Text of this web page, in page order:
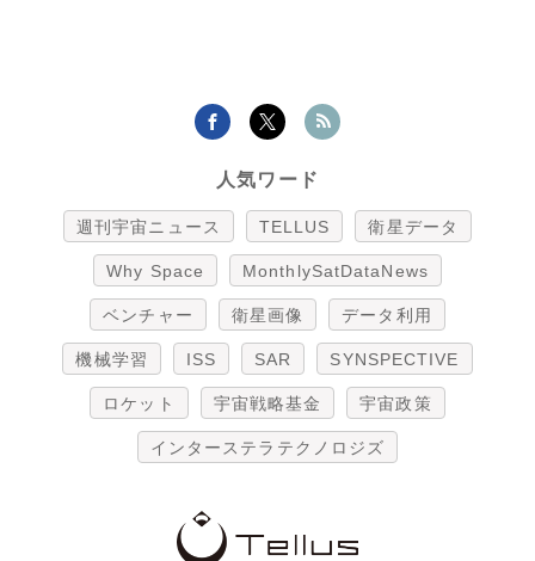
人気ワード
週刊宇宙ニュース TELLUS 衛星データ
Why Space MonthlySatDataNews
ベンチャー 衛星画像 データ利用
機械学習 ISS SAR SYNSPECTIVE
ロケット 宇宙戦略基金 宇宙政策
インターステラテクノロジズ